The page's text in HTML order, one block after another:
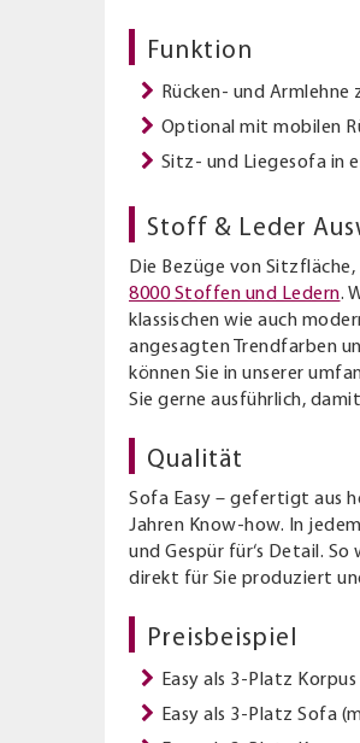
Funktion
Rücken- und Armlehne
Optional mit mobilen
Sitz- und Liegesofa in
Stoff & Leder
Die Bezüge von
8000 Stoffen und Ledern.
klassischen wie auch
angesagten Trendfarben
können Sie in unserer
Sie gerne ausführlich,
Qualität
Sofa Easy – gefertigt aus
Jahren Know-how. In
und Gespür für‘s Detail.
direkt für Sie produziert
Preisbeispiel
Easy als 3-Platz
Easy als 3-Platz Sofa